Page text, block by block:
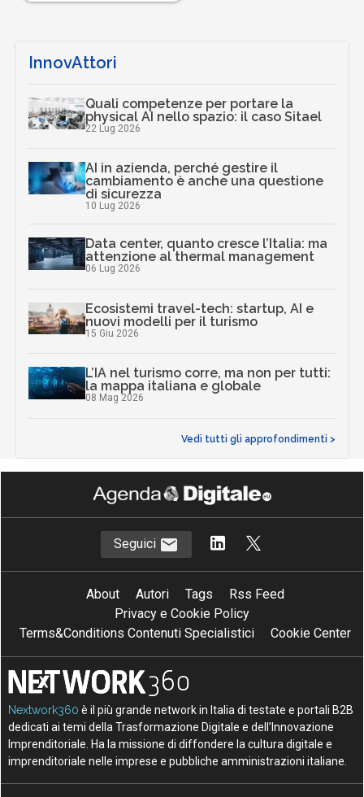
InnovAttori
Quali competenze per portare la
physical AI nello spazio: il caso Sitael
22 Lug 2026
AI in azienda, perché gestire il
cambiamento è anche una questione
di sicurezza
10 Lug 2026
Data center, quanto cresce l’Italia: ma
attenzione al thermal management
06 Lug 2026
Ecosistemi travel-tech: startup, AI e
nuovi modelli per il turismo
15 Giu 2026
L’IA nel turismo corre, ma non per tutti:
la mappa italiana e globale
08 Mag 2026
Vedi tutti gli approfondimenti >
Seguici
About Autori Tags
Rss Feed
Privacy e Cookie Policy
Terms&Conditions Contenuti Specialistici
Cookie Center
Nextwork360 è il più grande network in Italia di testate e portali B2B
dedicati ai temi della Trasformazione Digitale e dell’Innovazione
Imprenditoriale. Ha la missione di diffondere la cultura digitale e
imprenditoriale nelle imprese e pubbliche amministrazioni italiane.